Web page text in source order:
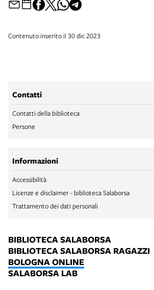
Contenuto inserito il 30 dic 2023
Contatti
Contatti della biblioteca
Persone
Informazioni
Accessibilità
Licenze e disclaimer - biblioteca Salaborsa
Trattamento dei dati personali
BIBLIOTECA SALABORSA
BIBLIOTECA SALABORSA RAGAZZI
BOLOGNA ONLINE
SALABORSA LAB